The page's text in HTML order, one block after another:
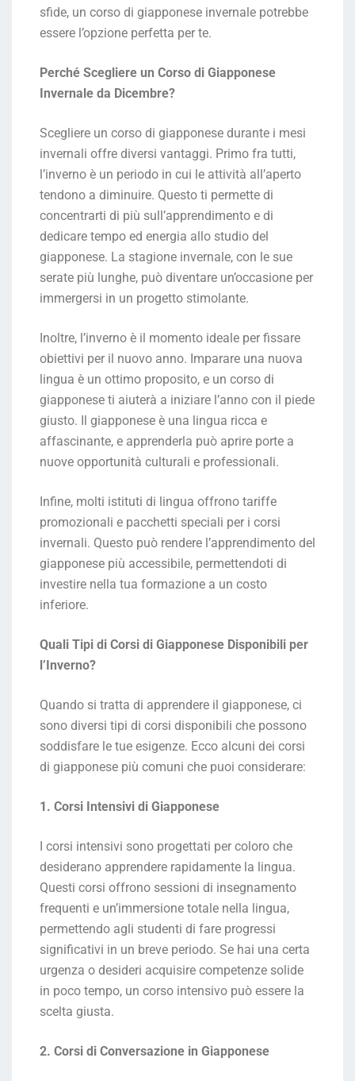
sfide, un corso di giapponese invernale potrebbe
essere l’opzione perfetta per te.
Perché Scegliere un Corso di Giapponese
Invernale da Dicembre?
Scegliere un corso di giapponese durante i mesi
invernali offre diversi vantaggi. Primo fra tutti,
l’inverno è un periodo in cui le attività all’aperto
tendono a diminuire. Questo ti permette di
concentrarti di più sull’apprendimento e di
dedicare tempo ed energia allo studio del
giapponese. La stagione invernale, con le sue
serate più lunghe, può diventare un’occasione per
immergersi in un progetto stimolante.
Inoltre, l’inverno è il momento ideale per fissare
obiettivi per il nuovo anno. Imparare una nuova
lingua è un ottimo proposito, e un corso di
giapponese ti aiuterà a iniziare l’anno con il piede
giusto. Il giapponese è una lingua ricca e
affascinante, e apprenderla può aprire porte a
nuove opportunità culturali e professionali.
Infine, molti istituti di lingua offrono tariffe
promozionali e pacchetti speciali per i corsi
invernali. Questo può rendere l’apprendimento del
giapponese più accessibile, permettendoti di
investire nella tua formazione a un costo
inferiore.
Quali Tipi di Corsi di Giapponese Disponibili per
l’Inverno?
Quando si tratta di apprendere il giapponese, ci
sono diversi tipi di corsi disponibili che possono
soddisfare le tue esigenze. Ecco alcuni dei corsi
di giapponese più comuni che puoi considerare:
1. Corsi Intensivi di Giapponese
I corsi intensivi sono progettati per coloro che
desiderano apprendere rapidamente la lingua.
Questi corsi offrono sessioni di insegnamento
frequenti e un’immersione totale nella lingua,
permettendo agli studenti di fare progressi
significativi in un breve periodo. Se hai una certa
urgenza o desideri acquisire competenze solide
in poco tempo, un corso intensivo può essere la
scelta giusta.
2. Corsi di Conversazione in Giapponese